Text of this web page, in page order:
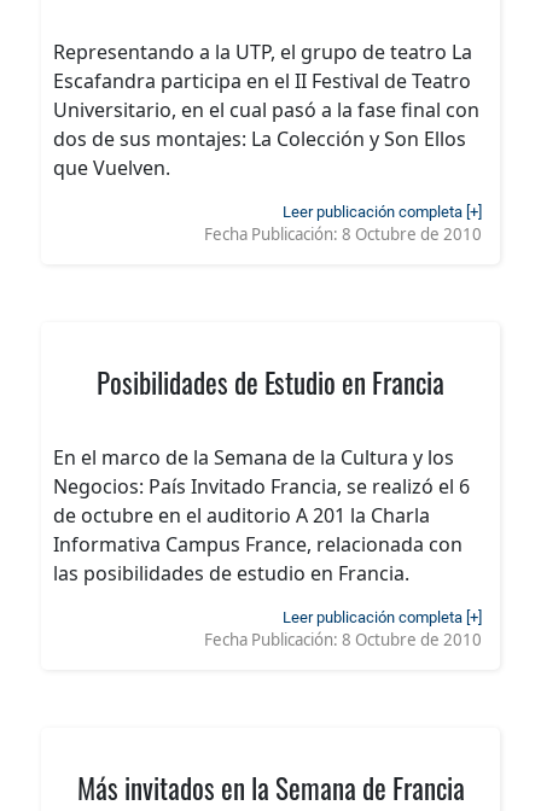
Representando a la UTP, el grupo de teatro La
Escafandra participa en el II Festival de Teatro
Universitario, en el cual pasó a la fase final con
dos de sus montajes: La Colección y Son Ellos
que Vuelven.
Leer publicación completa [+]
Fecha Publicación: 8 Octubre de 2010
Posibilidades de Estudio en Francia
En el marco de la Semana de la Cultura y los
Negocios: País Invitado Francia, se realizó el 6
de octubre en el auditorio A 201 la Charla
Informativa Campus France, relacionada con
las posibilidades de estudio en Francia.
Leer publicación completa [+]
Fecha Publicación: 8 Octubre de 2010
Más invitados en la Semana de Francia